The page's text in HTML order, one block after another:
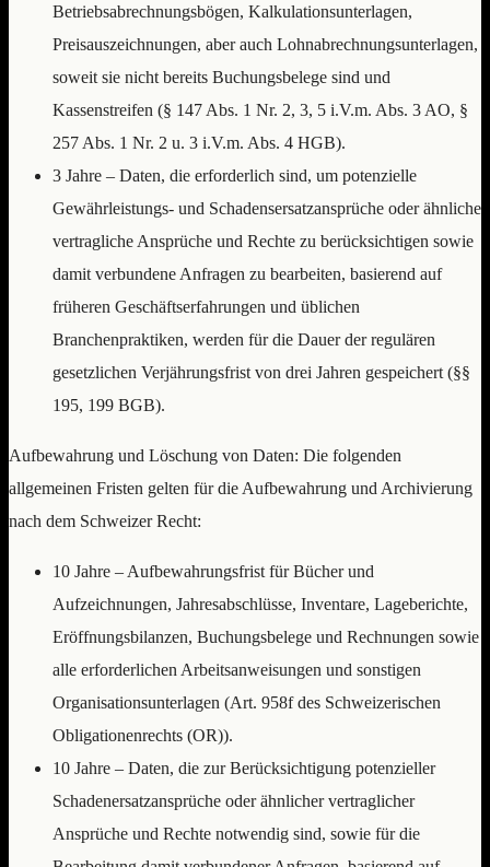
Betriebsabrechnungsbögen, Kalkulationsunterlagen,
Preisauszeichnungen, aber auch Lohnabrechnungsunterlagen,
soweit sie nicht bereits Buchungsbelege sind und
Kassenstreifen (§ 147 Abs. 1 Nr. 2, 3, 5 i.V.m. Abs. 3 AO, §
257 Abs. 1 Nr. 2 u. 3 i.V.m. Abs. 4 HGB).
3 Jahre – Daten, die erforderlich sind, um potenzielle
Gewährleistungs- und Schadensersatzansprüche oder ähnliche
vertragliche Ansprüche und Rechte zu berücksichtigen sowie
damit verbundene Anfragen zu bearbeiten, basierend auf
früheren Geschäftserfahrungen und üblichen
Branchenpraktiken, werden für die Dauer der regulären
gesetzlichen Verjährungsfrist von drei Jahren gespeichert (§§
195, 199 BGB).
Aufbewahrung und Löschung von Daten: Die folgenden
allgemeinen Fristen gelten für die Aufbewahrung und Archivierung
nach dem Schweizer Recht:
10 Jahre – Aufbewahrungsfrist für Bücher und
Aufzeichnungen, Jahresabschlüsse, Inventare, Lageberichte,
Eröffnungsbilanzen, Buchungsbelege und Rechnungen sowie
alle erforderlichen Arbeitsanweisungen und sonstigen
Organisationsunterlagen (Art. 958f des Schweizerischen
Obligationenrechts (OR)).
10 Jahre – Daten, die zur Berücksichtigung potenzieller
Schadenersatzansprüche oder ähnlicher vertraglicher
Ansprüche und Rechte notwendig sind, sowie für die